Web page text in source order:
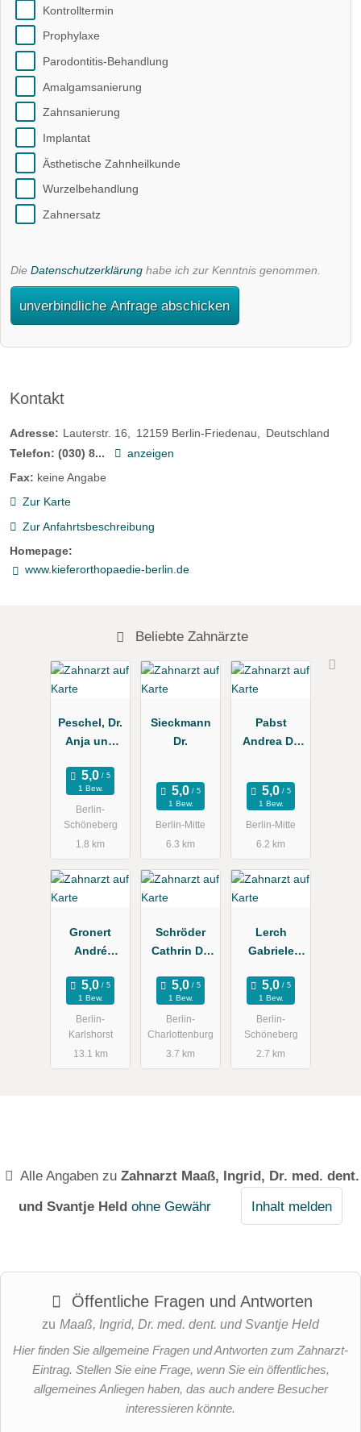
Kontrolltermin
Prophylaxe
Parodontitis-Behandlung
Amalgamsanierung
Zahnsanierung
Implantat
Ästhetische Zahnheilkunde
Wurzelbehandlung
Zahnersatz
Die Datenschutzerklärung habe ich zur Kenntnis genommen.
unverbindliche Anfrage abschicken
Kontakt
Adresse: Lauterstr. 16 12159 Berlin-Friedenau
Deutschland
Telefon: (030) 8...
anzeigen
Fax: keine Angabe
Zur Karte
Zur Anfahrtsbeschreibung
Homepage:
www.kieferorthopaedie-berlin.de
Beliebte Zahnärzte
Peschel, Dr.
Anja und
1 Bew.
Berlin-
Schöneberg
1.8 km
Sieckmann
Dr.
1 Bew.
Berlin-Mitte
6.3 km
Pabst
Andrea Dr.
1 Bew.
Berlin-Mitte
6.2 km
Gronert
André
xis
1 Bew.
Berlin-
Karlshorst
13.1 km
Schröder
Cathrin Dr.
xis
1 Bew.
Berlin-
Charlottenburg
3.7 km
Lerch
Gabriele
1 Bew.
Berlin-
Schöneberg
2.7 km
Alle Angaben zu Zahnarzt Maaß, Ingrid, Dr. med. dent.
und Svantje Held ohne Gewähr Inhalt melden
Öffentliche Fragen und Antworten
zu Maaß, Ingrid, Dr. med. dent. und Svantje Held
Hier finden Sie allgemeine Fragen und Antworten zum Zahnarzt-
Eintrag. Stellen Sie eine Frage, wenn Sie ein öffentliches,
allgemeines Anliegen haben, das auch andere Besucher
interessieren könnte.